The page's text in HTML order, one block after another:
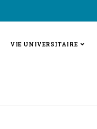
VIE UNIVERSITAIRE